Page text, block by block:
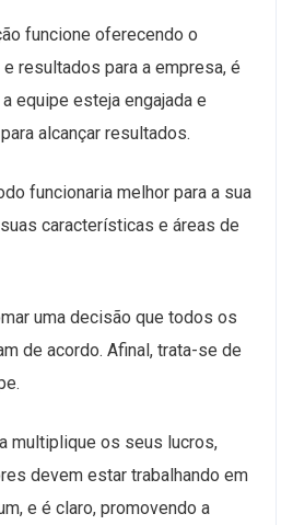
funcione oferecendo o
resultados para a empresa, é
equipe esteja engajada e
alcançar resultados.
funcionaria melhor para a sua
características e áreas de
uma decisão que todos os
de acordo. Afinal, trata-se de
multiplique os seus lucros,
devem estar trabalhando em
e é claro, promovendo a